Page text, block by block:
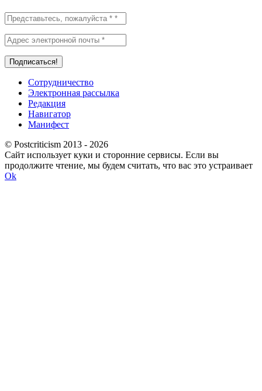
Сотрудничество
Электронная рассылка
Редакция
Навигатор
Манифест
© Postcriticism 2013 - 2026
Сайт использует куки и сторонние сервисы. Если вы
продолжите чтение, мы будем считать, что вас это устраивает
Ok